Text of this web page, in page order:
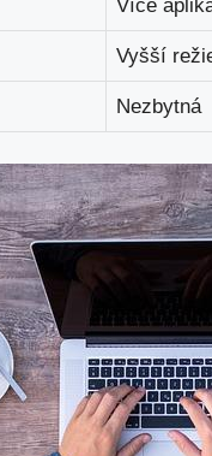
Více
Vyšší
Nezbytná